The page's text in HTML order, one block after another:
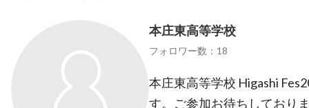
本庄東高等学校
フォロワー数：18
本庄東高等学校 Higashi
す。ご参加お待ちしており